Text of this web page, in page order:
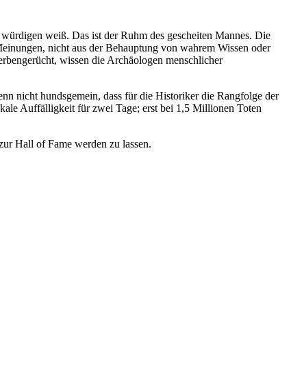
weiß. Das ist der Ruhm des gescheiten Mannes. Die
nicht aus der Behauptung von wahrem Wissen oder
wissen die Archäologen menschlicher
nicht hundsgemein, dass für die Historiker die Rangfolge der
Auffälligkeit für zwei Tage; erst bei 1,5 Millionen Toten
Hall of Fame werden zu lassen.